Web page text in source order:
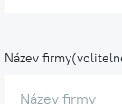
Název firmy